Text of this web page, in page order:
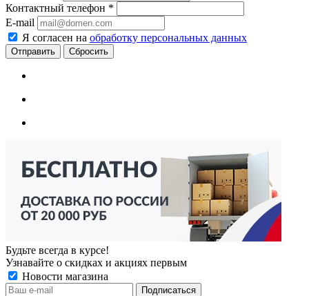
Контактный телефон *
E-mail
Я согласен на обработку персональных данных
Сбросить
Будьте всегда в курсе!
Узнавайте о скидках и акциях первым
Новости магазина